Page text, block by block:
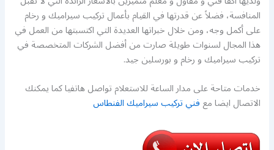
المنافسة، فضلاً عن قدرتها في القيام بأعمال تركيب سيراميك و رخام
على أكمل وجه، ومن خلال خبراتها العديدة التي اكتسبتها من العمل في
هذا المجال لسنوات طويلة صارت من أفضل الشركات المتخصصة في
تركيب سيراميك و رخام و بورسلين جيد.
خدمات متاحة على مدار الساعة للاستعلام تواصل هاتفيا كما يمكنك
الاتصال ايضا معفني تركيب سيراميك الفنطاس